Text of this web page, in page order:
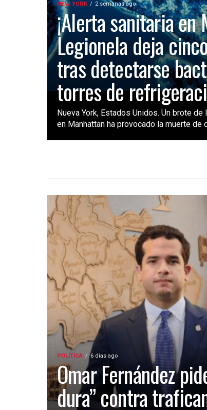
NEW YORK 2 semanas ago
¡Alerta sanitaria en
Legionela deja
tras detectarse
torres de
Nueva York, Estados Unidos. Un brote
en Manhattan ha provocado la muerte de
POLÍTICA 6 días ago
Omar Fernández
dura” contra